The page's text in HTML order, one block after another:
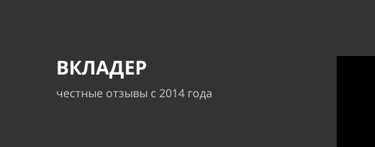
ВКЛАДЕР
честные отзывы с 2014 года